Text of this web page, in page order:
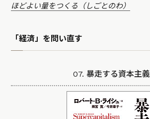
ほどよい量をつくる（しごとのわ）
「経済」を問い直す
07. 暴走する資本主義